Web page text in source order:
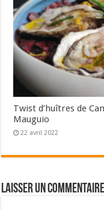
Twist d’huîtres de
Mauguio
22 avril 2022
Laisser un commentaire